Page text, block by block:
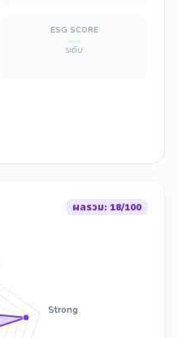
ESG SCORE
ระดับ
ผลรวม: 18/100
Strong